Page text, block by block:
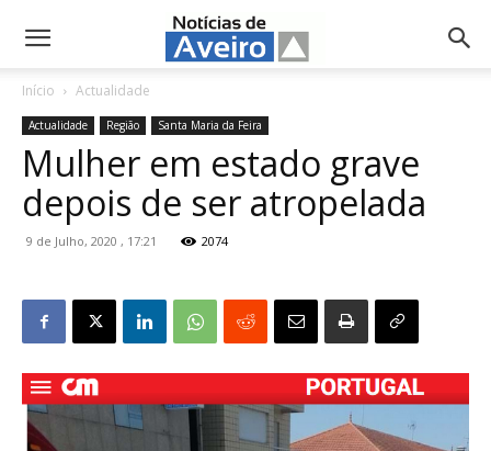
NotíciasdeAveiro.pt
Início Actualidade
Actualidade Região Santa Maria da Feira
Mulher em estado grave
depois de ser atropelada
9 de Julho, 2020 , 17:21 2074